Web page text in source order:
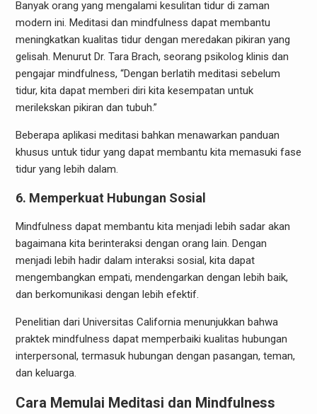
Banyak orang yang mengalami kesulitan tidur di zaman
modern ini. Meditasi dan mindfulness dapat membantu
meningkatkan kualitas tidur dengan meredakan pikiran yang
gelisah. Menurut Dr. Tara Brach, seorang psikolog klinis dan
pengajar mindfulness, “Dengan berlatih meditasi sebelum
tidur, kita dapat memberi diri kita kesempatan untuk
merilekskan pikiran dan tubuh.”
Beberapa aplikasi meditasi bahkan menawarkan panduan
khusus untuk tidur yang dapat membantu kita memasuki fase
tidur yang lebih dalam.
6. Memperkuat Hubungan Sosial
Mindfulness dapat membantu kita menjadi lebih sadar akan
bagaimana kita berinteraksi dengan orang lain. Dengan
menjadi lebih hadir dalam interaksi sosial, kita dapat
mengembangkan empati, mendengarkan dengan lebih baik,
dan berkomunikasi dengan lebih efektif.
Penelitian dari Universitas California menunjukkan bahwa
praktek mindfulness dapat memperbaiki kualitas hubungan
interpersonal, termasuk hubungan dengan pasangan, teman,
dan keluarga.
Cara Memulai Meditasi dan Mindfulness